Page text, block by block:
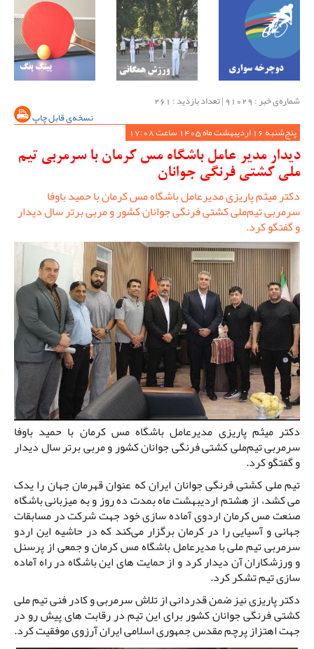
شماره‌ی خبر : ‌91029 | تعداد بازدید : 261
نسخه‌ی قابل چاپ
پنج‌شنبه 16 اردیبهشت ماه 1405 ساعت 17:08
دیدار مدیر عامل باشگاه مس کرمان با سرمربی تیم
ملی کشتی فرنگی جوانان
دکتر میثم پاریزی مدیرعامل باشگاه مس کرمان با حمید باوفا
سرمربی تیم‌ملی کشتی فرنگی جوانان کشور و مربی برتر سال دیدار
و گفتگو کرد.
دکتر میثم پاریزی مدیرعامل باشگاه مس کرمان با حمید باوفا
سرمربی تیم‌ملی کشتی فرنگی جوانان کشور و مربی برتر سال دیدار
و گفتگو کرد.
تیم ملی کشتی فرنگی جوانان ایران که عنوان قهرمان جهان را یدک
می کشد، از هشتم اردیبهشت ماه بمدت ده روز و به میزبانی باشگاه
صنعت مس کرمان اردوی آماده سازی خود جهت شرکت در مسابقات
جهانی و آسیایی را در کرمان برگزار می‌کند که در حاشیه این اردو
سرمربی تیم ملی با مدیرعامل باشگاه مس کرمان و جمعی از پرسنل
و ورزشکاران آن دیدار کرد و از حمایت های این باشگاه در راه آماده
سازی تیم تشکر کرد.
دکتر پاریزی نیز ضمن قدردانی از تلاش سرمربی و کادر فنی تیم ملی
کشتی فرنگی جوانان کشور برای این تیم در رقابت های پیش رو در
جهت اهتزاز پرچم مقدس جمهوری اسلامی ایران آرزوی موفقیت کرد.